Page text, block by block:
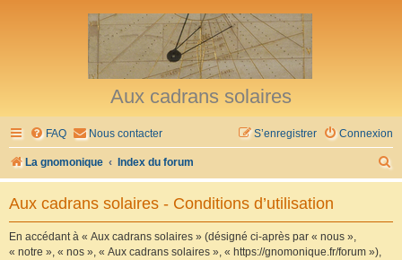
Aux cadrans solaires
FAQ Nous contacter Connexion
S’enregistrer
La gnomonique Index du forum
e
Aux cadrans solaires - Conditions d’utilisation
En accédant à « Aux cadrans solaires » (désigné ci-après par « nous »,
« notre », « nos », « Aux cadrans solaires », « https://gnomonique.fr/forum »),